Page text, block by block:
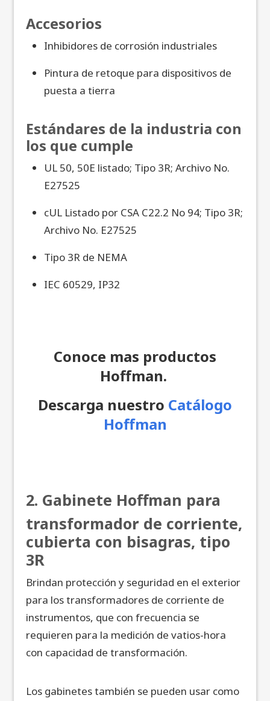
Accesorios
Inhibidores de corrosión industriales
Pintura de retoque para dispositivos de
puesta a tierra
Estándares de la industria con
los que cumple
UL 50, 50E listado; Tipo 3R; Archivo No.
E27525
cUL Listado por CSA C22.2 No 94; Tipo 3R;
Archivo No. E27525
Tipo 3R de NEMA
IEC 60529, IP32
Conoce mas productos
Hoffman.
Descarga nuestro Catálogo
Hoffman
2. Gabinete Hoffman para
transformador de corriente,
cubierta con bisagras, tipo
3R
Brindan protección y seguridad en el exterior
para los transformadores de corriente de
instrumentos, que con frecuencia se
requieren para la medición de vatios-hora
con capacidad de transformación.
Los gabinetes también se pueden usar como